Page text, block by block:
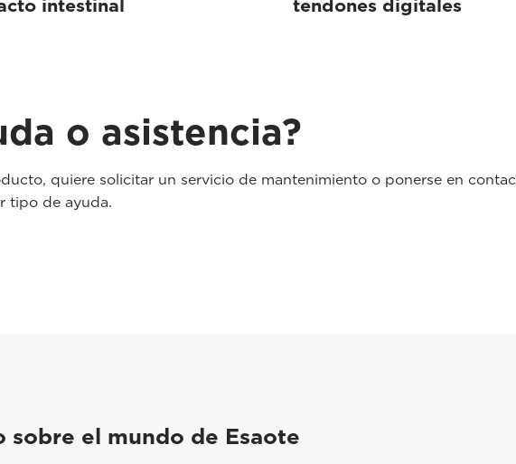
intestinal
tendones digitales
o asistencia?
quiere solicitar un servicio de mantenimiento o ponerse en
tipo de ayuda.
sobre el mundo de Esaote